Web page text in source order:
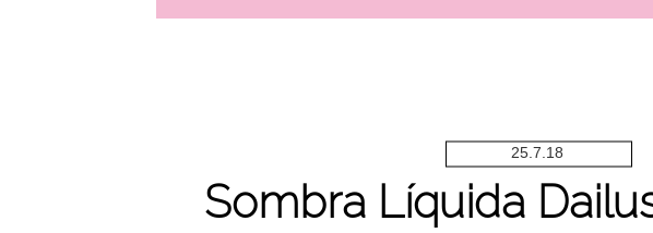
25.7.18
Sombra Líquida